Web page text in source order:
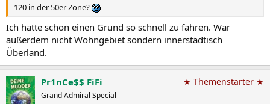
120 in der 50er Zone?
Ich hatte schon einen Grund so schnell zu fahren. War
außerdem nicht Wohngebiet sondern innerstädtisch
Überland.
Pr1nCe$$ FiFi
Grand Admiral Special
★ Themenstarter ★